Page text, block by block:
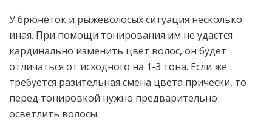
У брюнеток и рыжеволосых ситуация несколько
иная. При помощи тонирования им не удастся
кардинально изменить цвет волос, он будет
отличаться от исходного на 1-3 тона. Если же
требуется разительная смена цвета прически, то
перед тонировкой нужно предварительно
осветлить волосы.